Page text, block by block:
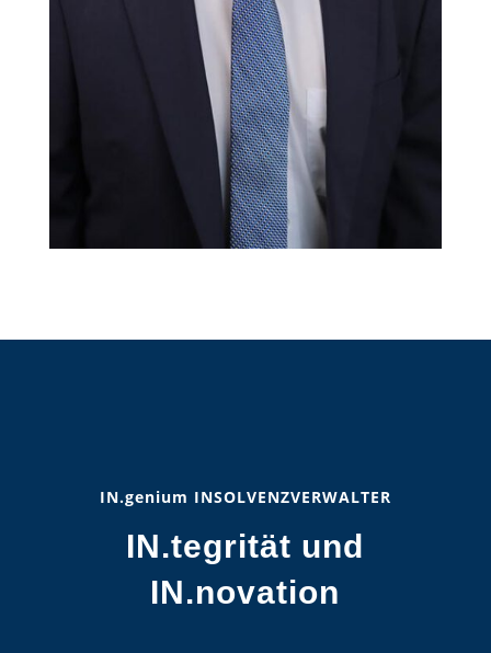
IN.genium INSOLVENZVERWALTER
IN.tegrität und
IN.novation